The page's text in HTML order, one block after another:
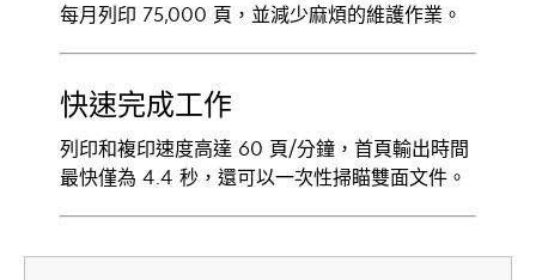
每月列印 75,000 頁，並減少麻煩的維護作業。
快速完成工作
列印和複印速度高達 60 頁/分鐘，首頁輸出時間
最快僅為 4.4 秒，還可以一次性掃瞄雙面文件。